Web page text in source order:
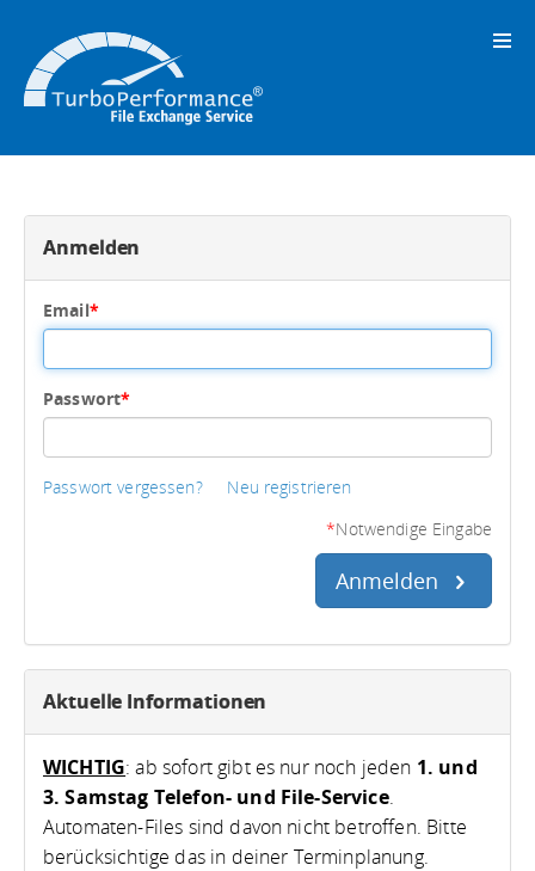
Anmelden
Email*
Passwort*
Passwort vergessen?
Neu registrieren
*Notwendige Eingabe
Anmelden
Aktuelle Informationen
WICHTIG: ab sofort gibt es nur noch jeden 1. und
3. Samstag Telefon- und File-Service.
Automaten-Files sind davon nicht betroffen. Bitte
berücksichtige das in deiner Terminplanung.